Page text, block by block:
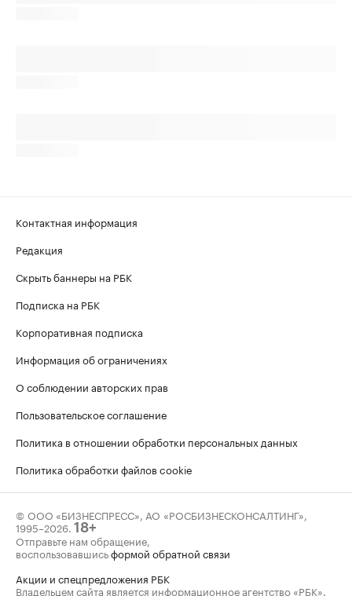
Контактная информация
Редакция
Скрыть баннеры на РБК
Подписка на РБК
Корпоративная подписка
Информация об ограничениях
О соблюдении авторских прав
Пользовательское соглашение
Политика в отношении обработки персональных данных
Политика обработки файлов cookie
© ООО «БИЗНЕСПРЕСС», АО «РОСБИЗНЕСКОНСАЛТИНГ»,
1995–2026. 18+
Отправьте нам обращение,
воспользовавшисьформой обратной связи
Акции и спецпредложения РБК
Владельцем сайта является информационное агентство «РБК».